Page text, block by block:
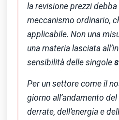
la revisione prezzi
meccanismo ordinario,
applicabile. Non una
una materia lasciata
sensibilità delle singole
Per un settore come il
giorno all’andamento del
derrate, dell’energia e